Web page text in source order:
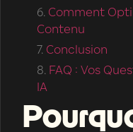
Comment
Contenu
Conclusion
FAQ : Vos
IA